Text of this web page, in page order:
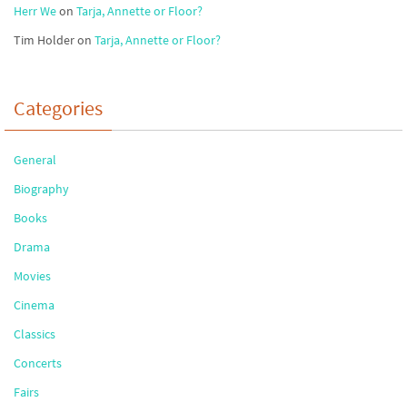
Herr Weon Tarja, Annette or Floor?
Tim Holderon Tarja, Annette or Floor?
Categories
General
Biography
Books
Drama
Movies
Cinema
Classics
Concerts
Fairs